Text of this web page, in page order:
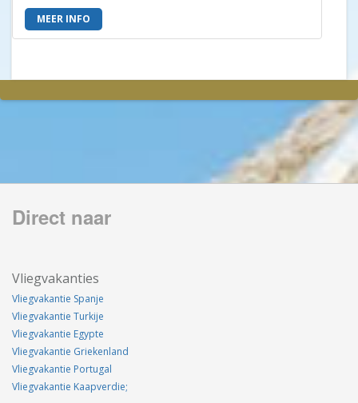
MEER INFO
Direct naar
Vliegvakanties
Vliegvakantie Spanje
Vliegvakantie Turkije
Vliegvakantie Egypte
Vliegvakantie Griekenland
Vliegvakantie Portugal
Vliegvakantie Kaapverdie;